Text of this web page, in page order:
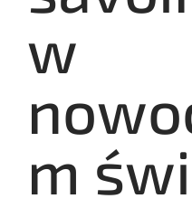
w
m